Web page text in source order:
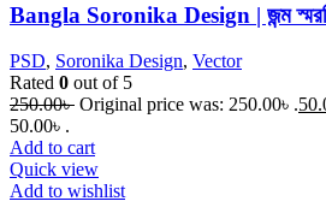
Bangla Soronika Design | জন্ম
PSD, Soronika Design, Vector
Rated 0 out of 5
250.00৳ Original price was: 250.00৳ .
50.00৳ .
Add to cart
Quick view
Add to wishlist